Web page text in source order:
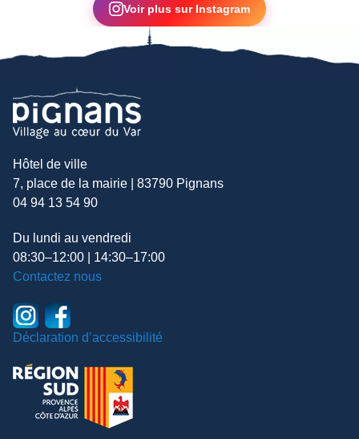
Voir plus sur Instagram
Hôtel de ville
7, place de la mairie | 83790 Pignans
04 94 13 54 90
Du lundi au vendredi
08:30–12:00 | 14:30–17:00
Contactez nous
Déclaration d’accessibilité